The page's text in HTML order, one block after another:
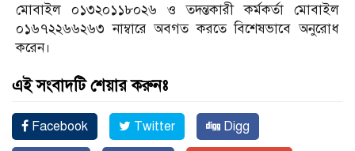
মোবাইল ০১৩২০১১৮০২৬ ও তদন্তকারী কর্মকর্তা মোবাইল
০১৬৭২২৬৬২৬৩ নাম্বারে অবগত করতে বিশেষভাবে অনুরোধ
করেন।
এই সংবাদটি শেয়ার করুনঃ
Facebook Twitter Digg